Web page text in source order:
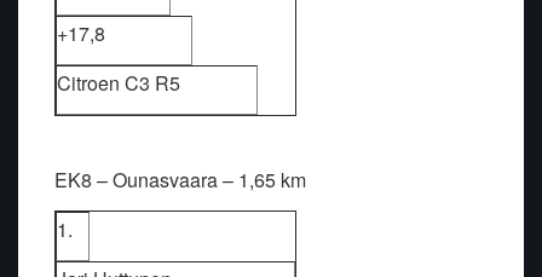
+17,8
Citroen C3 R5
EK8 – Ounasvaara – 1,65 km
1.